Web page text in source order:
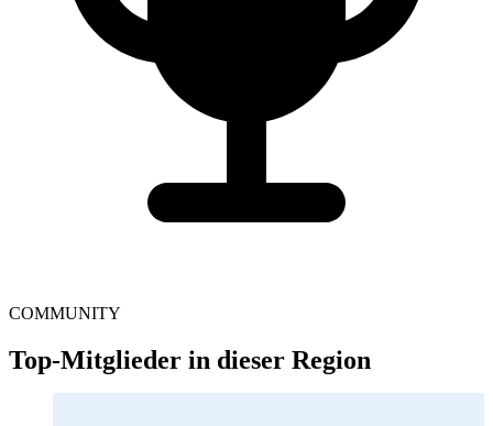
COMMUNITY
Top-Mitglieder in dieser Region